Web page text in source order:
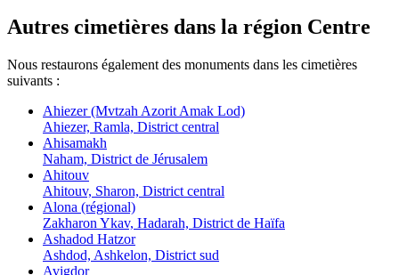
Autres cimetières dans la région Centre
Nous restaurons également des monuments dans les cimetières
suivants :
Ahiezer (Mvtzah Azorit Amak Lod)
Ahiezer, Ramla, District central
Ahisamakh
Naham, District de Jérusalem
Ahitouv
Ahitouv, Sharon, District central
Alona (régional)
Zakharon Ykav, Hadarah, District de Haïfa
Ashadod Hatzor
Ashdod, Ashkelon, District sud
Avigdor